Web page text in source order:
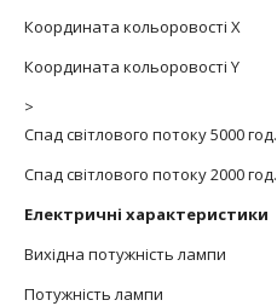
Координата кольоровості X
Координата кольоровості Y
>
Спад світлового потоку 5000 год.
Спад світлового потоку 2000 год.
Електричні характеристики
Вихідна потужність лампи
Потужність лампи